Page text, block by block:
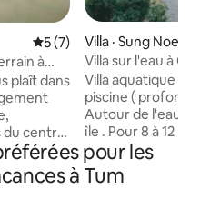
Note moyenne de 5 sur
5 (7)
à
plaît dans
du centre
à
Villa · Sung Noen
Villa sur l'eau à
Villa aquatique
piscine (
Autour de l'eau
île . Pour 8 à 12
pratique avec 3
salles de bain
patio + cabane perchée avec échelle. Il y
pour les
à Tum